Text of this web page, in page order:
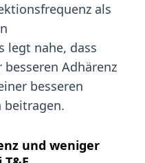
als
legt nahe, dass
Adhärenz
besseren
beitragen.
und weniger